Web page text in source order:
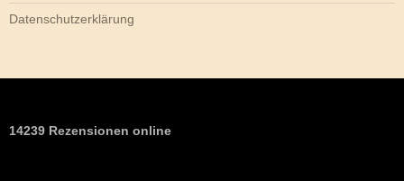
Datenschutzerklärung
14239 Rezensionen online